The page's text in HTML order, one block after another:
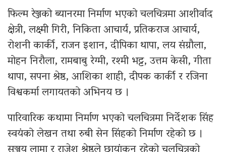
फिल्म रेञ्जको ब्यानरमा निर्माण भएको चलचित्रमा आशीर्वाद
क्षेत्री, लक्ष्मी गिरी, निकिता आचार्य, प्रतिकराज आचार्य,
रोशनी कार्की, राजन इशान, दीपिका थापा, लय संग्रौला,
मोहन निरौला, रामबाबु रेग्मी, रश्मी भट्ट, उत्तम केसी, गीता
थापा, सपना श्रेष्ठ, आशिका शाही, दीपक कार्की र रजिना
विश्वकर्मा लगायतको अभिनय छ ।
पारिवारिक कथामा निर्माण भएको चलचित्रमा निर्देशक सिंह
स्वयंको लेखन तथा रुबी सेन सिंहको निर्माण रहेको छ ।